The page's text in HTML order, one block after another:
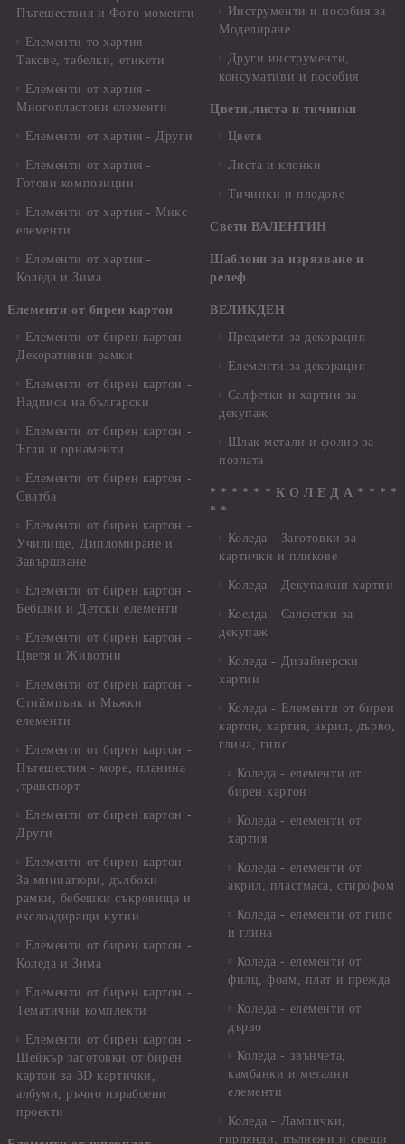
Пътешествия и Фото моменти
Елементи то хартия -
Такове, табелки, етикети
Елементи от хартия -
Многопластови елементи
Елементи от хартия - Други
Елементи от хартия -
Готови композиции
Елементи от хартия - Микс
елементи
Елементи от хартия -
Коледа и Зима
Елементи от бирен картон
Елементи от бирен картон -
Декоративни рамки
Елементи от бирен картон -
Надписи на български
Елементи от бирен картон -
Ъгли и орнаменти
Елементи от бирен картон -
Сватба
Елементи от бирен картон -
Училище, Дипломиране и
Завършване
Елементи от бирен картон -
Бебшки и Детски елементи
Елементи от бирен картон -
Цветя и Животни
Елементи от бирен картон -
Стиймпънк и Мъжки
елементи
Елементи от бирен картон -
Пътешестия - море, планина
,транспорт
Елементи от бирен картон -
Други
Елементи от бирен картон -
За миниатюри, дълбоки
рамки, бебешки съкровища и
екслоадиращи кутии
Елементи от бирен картон -
Коледа и Зима
Елементи от бирен картон -
Тематични комплекти
Елементи от бирен картон -
Шейкър заготовки от бирен
картон за 3D картички,
албуми, ръчно израбоени
проекти
Инструменти и пособия за
Моделиране
Други инструменти,
консумативи и пособия
Цветя,листа и тичинки
Цветя
Листа и клонки
Тичинки и плодове
Свети ВАЛЕНТИН
Шаблони за изрязване и
релеф
ВЕЛИКДЕН
Предмети за декорация
Елементи за декорация
Салфетки и хартии за
декупаж
Шлак метали и фолио за
позлата
* * * * * * К О Л Е Д А * * * *
* *
Коледа - Заготовки за
картички и пликове
Коледа - Декупажни хартии
Коелда - Салфетки за
декупаж
Коледа - Дизайнерски
хартии
Коледа - Eлементи от бирен
картон, хартия, акрил, дърво,
глина, гипс
Коледа - елементи от
бирен картон
Коледа - елементи от
хартия
Коледа - елементи от
акрил, пластмаса, стирофом
Коледа - елементи от гипс
и глина
Коледа - елементи от
филц, фоам, плат и прежда
Коледа - елементи от
дърво
Коледа - звънчета,
камбанки и метални
елементи
Коледа - Лампички,
гирлянди, пълнежи и свещи